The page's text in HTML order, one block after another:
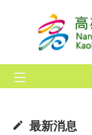
最新消息